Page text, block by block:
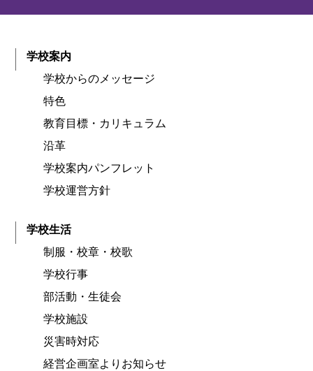
学校案内
学校からのメッセージ
特色
教育目標・カリキュラム
沿革
学校案内パンフレット
学校運営方針
学校生活
制服・校章・校歌
学校行事
部活動・生徒会
学校施設
災害時対応
経営企画室よりお知らせ